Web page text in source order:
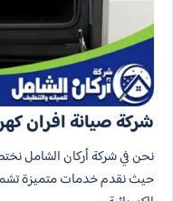
شركة صيانة افران
نحن في شركة أركان الشامل
حيث نقدم خدمات متميزة